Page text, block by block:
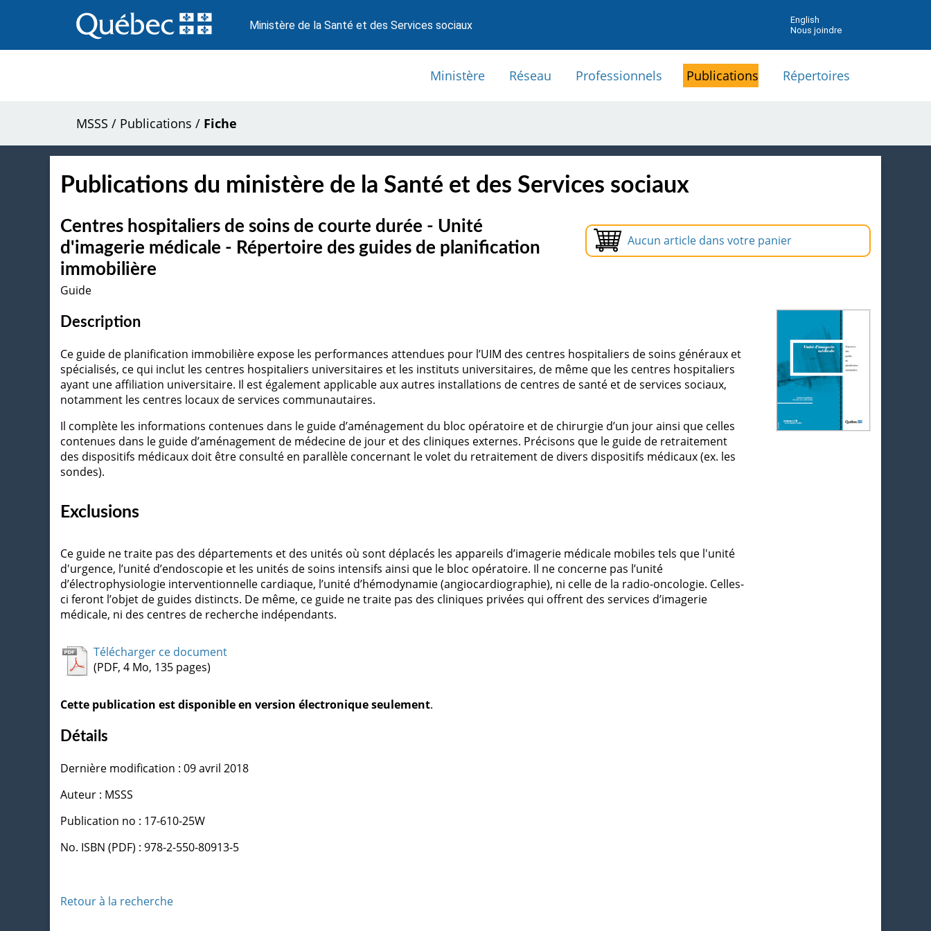
au
contenu
Ministère de la Santé et des Services sociaux
English
Nous joindre
Ministère Réseau Professionnels Publications Répertoires
MSSS / Publications / Fiche
Publications du ministère de la Santé et des Services sociaux
Aucun article dans votre panier
Centres hospitaliers de soins de courte durée - Unité
d'imagerie médicale - Répertoire des guides de planification
immobilière
Guide
Description
Ce guide de planification immobilière expose les performances attendues pour l’UIM des centres hospitaliers de soins généraux et
spécialisés, ce qui inclut les centres hospitaliers universitaires et les instituts universitaires, de même que les centres hospitaliers
ayant une affiliation universitaire. Il est également applicable aux autres installations de centres de santé et de services sociaux,
notamment les centres locaux de services communautaires.
Il complète les informations contenues dans le guide d’aménagement du bloc opératoire et de chirurgie d’un jour ainsi que celles
contenues dans le guide d’aménagement de médecine de jour et des cliniques externes. Précisons que le guide de retraitement
des dispositifs médicaux doit être consulté en parallèle concernant le volet du retraitement de divers dispositifs médicaux (ex. les
sondes).
Exclusions
Ce guide ne traite pas des départements et des unités où sont déplacés les appareils d’imagerie médicale mobiles tels que l'unité
d'urgence, l’unité d’endoscopie et les unités de soins intensifs ainsi que le bloc opératoire. Il ne concerne pas l’unité
d’électrophysiologie interventionnelle cardiaque, l’unité d’hémodynamie (angiocardiographie), ni celle de la radio-oncologie. Celles-
ci feront l’objet de guides distincts. De même, ce guide ne traite pas des cliniques privées qui offrent des services d’imagerie
médicale, ni des centres de recherche indépendants.
Télécharger ce document
(PDF, 4 Mo, 135 pages)
Cette publication est disponible en version électronique seulement.
Détails
Dernière modification : 09 avril 2018
Auteur : MSSS
Publication no : 17-610-25W
No. ISBN (PDF) : 978-2-550-80913-5
Retour à la recherche